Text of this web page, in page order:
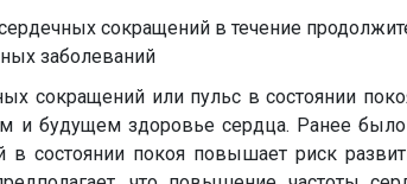
сокращений или пульс в состоянии
будущем здоровье сердца. Ранее было
в состоянии покоя повышает риск